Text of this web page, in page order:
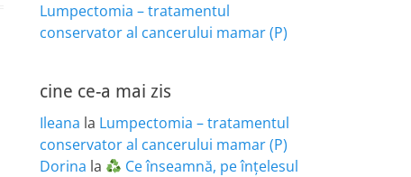
Lumpectomia – tratamentul
conservator al cancerului mamar (P)
cine ce-a mai zis
Ileana la Lumpectomia – tratamentul
conservator al cancerului mamar (P)
Dorina la
Ce înseamnă, pe înțelesul